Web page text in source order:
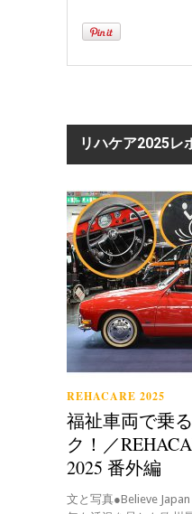
リハケア2025レ
REHACARE 2025
福祉車両で乗
ク！／
2025 番外編
文と写真●Believe